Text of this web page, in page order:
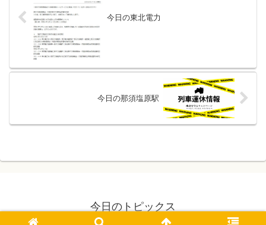
今日の東北電力
今日の那須塩原駅
今日のトピックス